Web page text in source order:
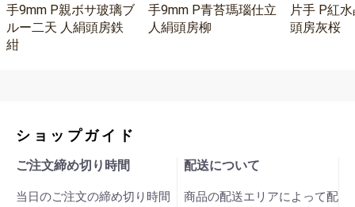
手9mm P親ボサ玻璃ブ
ルー二天 人絹頭房鉄
紺
手9mm P青苔瑪瑙仕立
人絹頭房柳
片手 P紅
頭房灰桜
ショップガイド
ご注文締め切り時間
当日のご注文の締め切り時間
配送について
商品の配送エリアによって配